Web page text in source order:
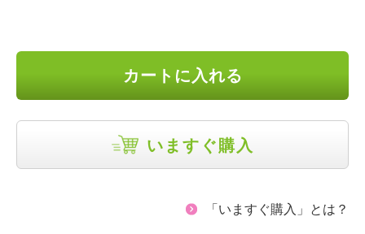
カートに入れる
いますぐ購入
「いますぐ購入」とは？